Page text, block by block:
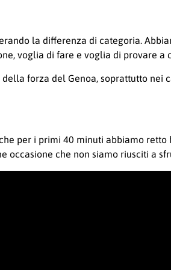
la differenza di categoria.
voglia di fare e voglia di provare a
forza del Genoa, soprattutto nei
per i primi 40 minuti abbiamo
occasione che non siamo riusciti a